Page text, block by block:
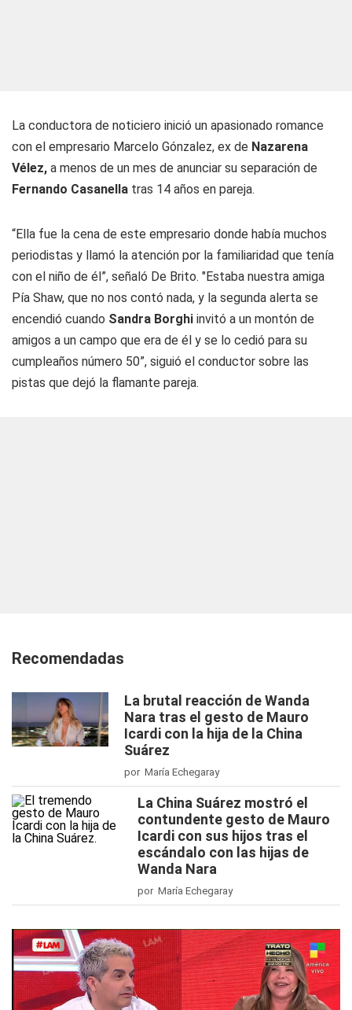
La conductora de noticiero inició un apasionado romance
con el empresario Marcelo Gónzalez, ex de Nazarena
Vélez, a menos de un mes de anunciar su separación de
Fernando Casanella tras 14 años en pareja.
“Ella fue la cena de este empresario donde había muchos
periodistas y llamó la atención por la familiaridad que tenía
con el niño de él”, señaló De Brito. "Estaba nuestra amiga
Pía Shaw, que no nos contó nada, y la segunda alerta se
encendió cuando Sandra Borghi invitó a un montón de
amigos a un campo que era de él y se lo cedió para su
cumpleaños número 50”, siguió el conductor sobre las
pistas que dejó la flamante pareja.
Recomendadas
La brutal reacción de Wanda
Nara tras el gesto de Mauro
Icardi con la hija de la China
Suárez
por María Echegaray
La China Suárez mostró el
contundente gesto de Mauro
Icardi con sus hijos tras el
escándalo con las hijas de
Wanda Nara
por María Echegaray